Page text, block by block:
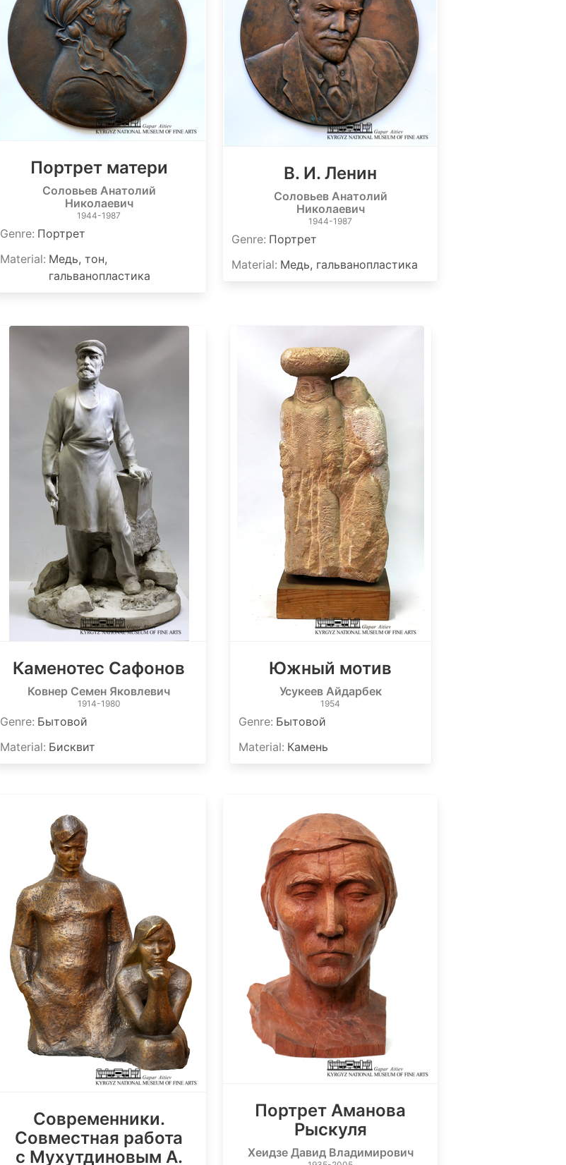
Портрет матери
Соловьев Анатолий
Николаевич
1944-1987
Genre: Портрет
Material: Медь, тон,
гальванопластика
В. И. Ленин
Соловьев Анатолий
Николаевич
1944-1987
Genre: Портрет
Material: Медь, гальванопластика
Каменотес Сафонов
Ковнер Семен Яковлевич
1914-1980
Genre: Бытовой
Material: Бисквит
Южный мотив
Усукеев Айдарбек
1954
Genre: Бытовой
Material: Камень
Современники.
Совместная работа
с Мухутдиновым А.
Портрет Аманова
Рыскуля
Хеидзе Давид Владимирович